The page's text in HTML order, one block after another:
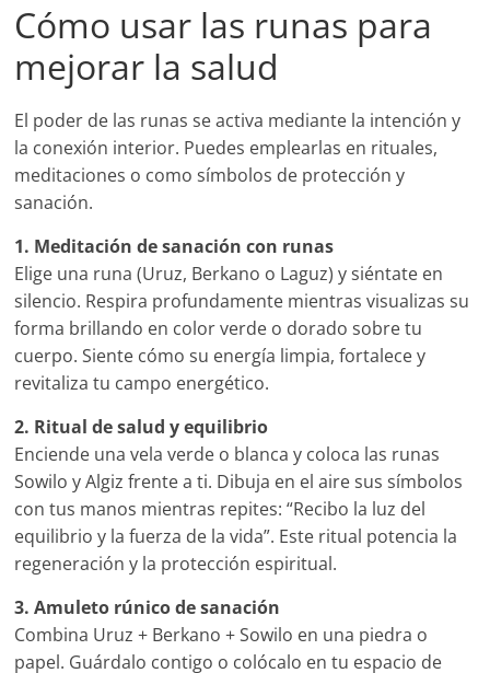
Cómo usar las runas para
mejorar la salud
El poder de las runas se activa mediante la intención y
la conexión interior. Puedes emplearlas en rituales,
meditaciones o como símbolos de protección y
sanación.
1. Meditación de sanación con runas
Elige una runa (Uruz, Berkano o Laguz) y siéntate en
silencio. Respira profundamente mientras visualizas su
forma brillando en color verde o dorado sobre tu
cuerpo. Siente cómo su energía limpia, fortalece y
revitaliza tu campo energético.
2. Ritual de salud y equilibrio
Enciende una vela verde o blanca y coloca las runas
Sowilo y Algiz frente a ti. Dibuja en el aire sus símbolos
con tus manos mientras repites: “Recibo la luz del
equilibrio y la fuerza de la vida”. Este ritual potencia la
regeneración y la protección espiritual.
3. Amuleto rúnico de sanación
Combina Uruz + Berkano + Sowilo en una piedra o
papel. Guárdalo contigo o colócalo en tu espacio de